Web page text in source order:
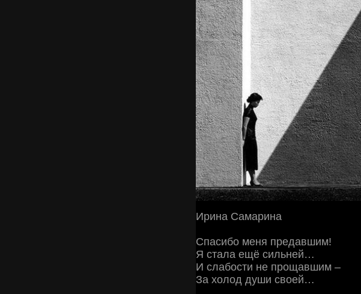
Ирина Самарина
Спасибо меня предавшим!
Я стала ещё сильней…
И слабости не прощавшим –
За холод души своей…